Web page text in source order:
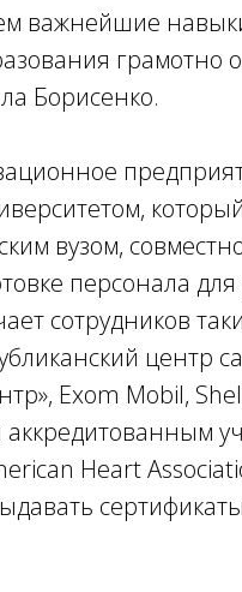
важнейшие
грамотно
Борисенко.
вузом,
персонала
сотрудников
центр
Exom Mobil,
аккредитованным
Heart
сертификаты